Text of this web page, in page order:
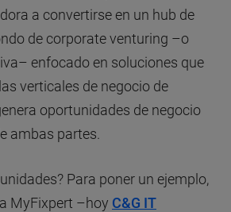
a convertirse en un hub de
de corporate venturing –o
enfocado en soluciones que
verticales de negocio de
oportunidades de negocio
ambas partes.
Para poner un ejemplo,
MyFixpert –hoy C&G IT